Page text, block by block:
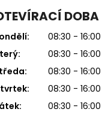
DOBA
08:30 - 16:00
08:30 - 16:00
08:30 - 16:00
08:30 - 16:00
08:30 - 16:00